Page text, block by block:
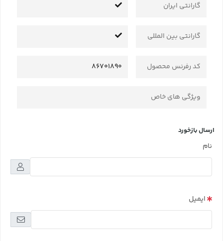
گارانتی ایران
گارانتی بین المللی
کد رفرنس محصول 86701890
ویژگی های خاص
ارسال بازخورد
نام
ایمیل